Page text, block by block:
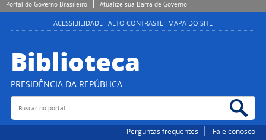
Portal do Governo Brasileiro Atualize sua Barra de Governo
ACESSIBILIDADE ALTO CONTRASTE MAPA DO SITE
Biblioteca
PRESIDÊNCIA DA REPÚBLICA
Buscar no portal
Perguntas frequentes Fale conosco